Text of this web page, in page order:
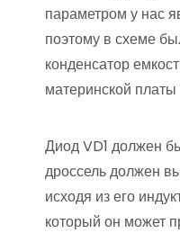
параметром у нас
поэтому в схеме
конденсатор
материнской платы
Диод VD1 должен
дроссель должен
исходя из его
который он может